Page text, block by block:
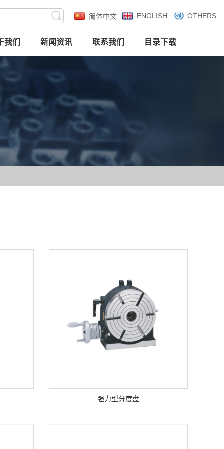
简体中文 ENGLISH OTHERS
我们 新闻资讯 联系我们 目录下载
强力型分度盘